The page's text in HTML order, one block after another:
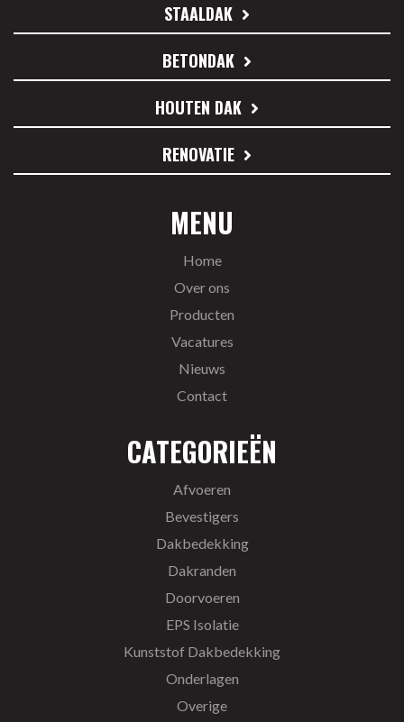
STAALDAK
BETONDAK
HOUTEN DAK
RENOVATIE
MENU
Home
Over ons
Producten
Vacatures
Nieuws
Contact
CATEGORIEËN
Afvoeren
Bevestigers
Dakbedekking
Dakranden
Doorvoeren
EPS Isolatie
Kunststof Dakbedekking
Onderlagen
Overige